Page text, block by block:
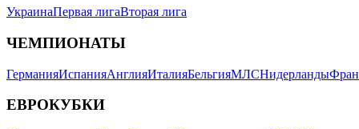
УкраинаПервая лигаВторая лига
ЧЕМПИОНАТЫ
ГерманияИспанияАнглияИталияБельгияМЛСНидерланды
ЕВРОКУБКИ